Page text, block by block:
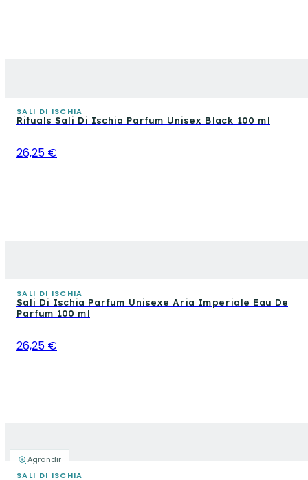
Agrandir
SALI DI ISCHIA
Rituals Sali Di Ischia Parfum Unisex Black 100 ml
26,25 €
SALI DI ISCHIA
Sali Di Ischia Parfum Unisexe Aria Imperiale Eau De
Parfum 100 ml
26,25 €
SALI DI ISCHIA